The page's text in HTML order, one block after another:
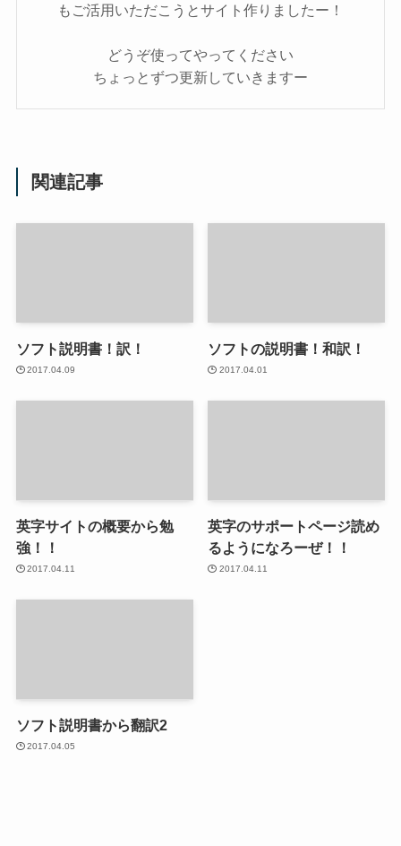
もご活用いただこうとサイト作りましたー！
どうぞ使ってやってください
ちょっとずつ更新していきますー
関連記事
ソフト説明書！訳！
2017.04.09
ソフトの説明書！和訳！
2017.04.01
英字サイトの概要から勉
強！！
2017.04.11
英字のサポートページ読め
るようになろーぜ！！
2017.04.11
ソフト説明書から翻訳2
2017.04.05